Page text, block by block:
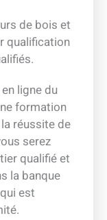
de bois et
qualification
ligne du
formation
réussite de
serez
qualifié et
la banque
est